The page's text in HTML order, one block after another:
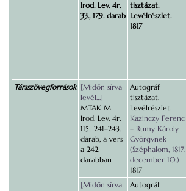
Irod. Lev. 4r.
33., 179. darab
tisztázat.
Levélrészlet.
1817
Társszövegforrások [Midőn sírva
levél…]
MTAK M.
Irod. Lev. 4r.
115., 241–243.
darab, a vers
a 242.
darabban
Autográf
tisztázat.
Levélrészlet.
Kazinczy Ferenc
– Rumy Károly
Györgynek
(Széphalom, 1817.
december 10.)
1817
[Midőn sírva
Autográf